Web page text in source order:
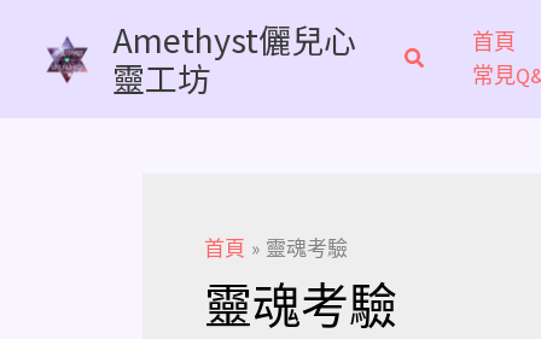
Amethyst儷兒心
靈工坊
首頁
常見
首頁 靈魂考驗
靈魂考驗